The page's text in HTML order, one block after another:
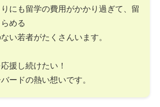
にも留学の費用がかかり過ぎて、留
める
い若者がたくさんいます。
援し続けたい！
ードの熱い想いです。